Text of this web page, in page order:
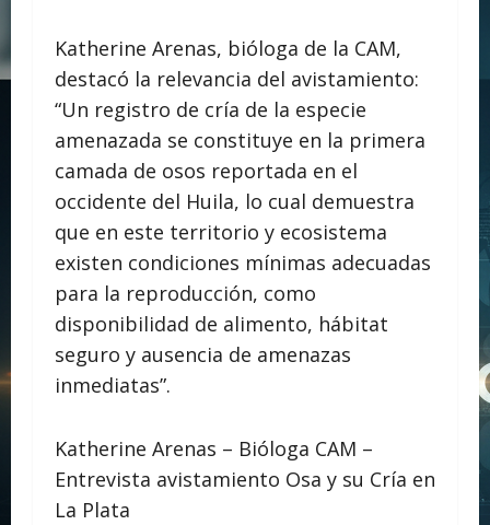
Katherine Arenas, bióloga de la CAM,
destacó la relevancia del avistamiento:
“Un registro de cría de la especie
amenazada se constituye en la primera
camada de osos reportada en el
occidente del Huila, lo cual demuestra
que en este territorio y ecosistema
existen condiciones mínimas adecuadas
para la reproducción, como
disponibilidad de alimento, hábitat
seguro y ausencia de amenazas
inmediatas”.
Katherine Arenas – Bióloga CAM –
Entrevista avistamiento Osa y su Cría en
La Plata